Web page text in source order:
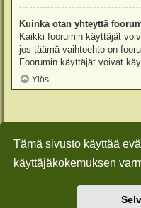
Tämä sivusto käyttää
käyttäjäkokemuksen
Kuinka otan yhteyttä
Kaikki foorumin käyttäjät
jos täämä vaihtoehto on
Foorumin käyttäjät voivat
Ylös
Etusivu Viesti
Keskustelufoorumin ohjelmisto